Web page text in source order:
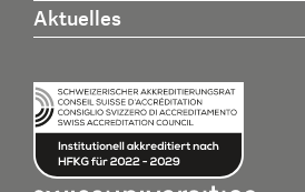
Aktuelles